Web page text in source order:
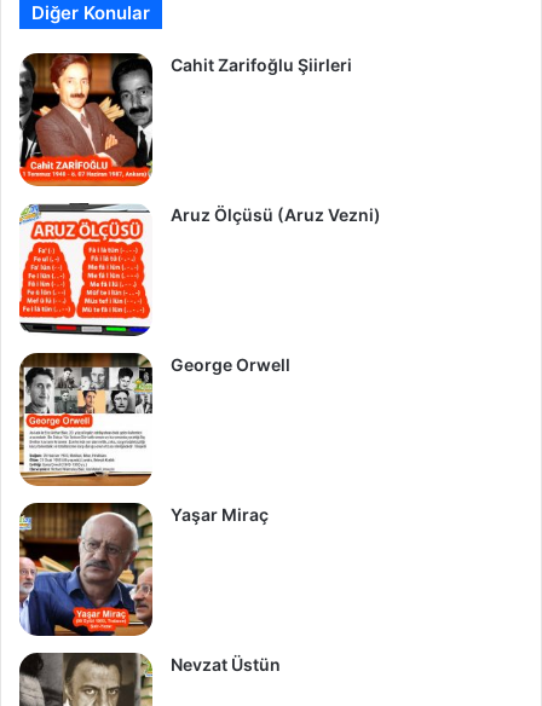
Diğer Konular
Cahit Zarifoğlu Şiirleri
Aruz Ölçüsü (Aruz Vezni)
George Orwell
Yaşar Miraç
Nevzat Üstün